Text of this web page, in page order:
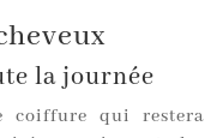
la journée
qui restera